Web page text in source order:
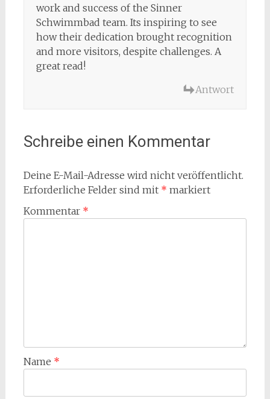
work and success of the Sinner
Schwimmbad team. Its inspiring to see
how their dedication brought recognition
and more visitors, despite challenges. A
great read!
Antwort
Schreibe einen Kommentar
Deine E-Mail-Adresse wird nicht veröffentlicht.
Erforderliche Felder sind mit * markiert
Kommentar *
Name *